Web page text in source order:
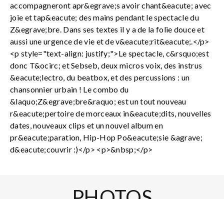
accompagneront apr&egrave;s avoir chant&eacute; avec
joie et tap&eacute; des mains pendant le spectacle du
Z&egrave;bre. Dans ses textes il y a de la folie douce et
aussi une urgence de vie et de v&eacute;rit&eacute;.</p>
<p style="text-align: justify;">Le spectacle, c&rsquo;est
donc T&ocirc; et Sebseb, deux micros voix, des instrus
&eacute;lectro, du beatbox, et des percussions : un
chansonnier urbain ! Le combo du
&laquo;Z&egrave;bre&raquo; est un tout nouveau
r&eacute;pertoire de morceaux in&eacute;dits, nouvelles
dates, nouveaux clips et un nouvel album en
pr&eacute;paration, Hip-Hop Po&eacute;sie &agrave;
d&eacute;couvrir :)</p> <p>&nbsp;</p>